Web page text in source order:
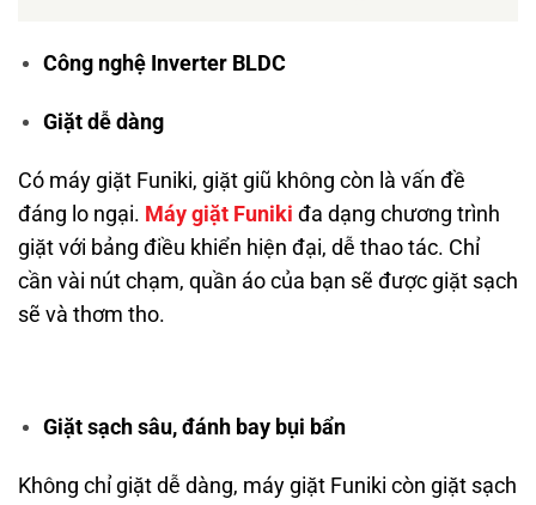
Công nghệ Inverter BLDC
Giặt dễ dàng
Có máy giặt Funiki, giặt giũ không còn là vấn đề
đáng lo ngại. Máy giặt Funiki đa dạng chương trình
giặt với bảng điều khiển hiện đại, dễ thao tác. Chỉ
cần vài nút chạm, quần áo của bạn sẽ được giặt sạch
sẽ và thơm tho.
Giặt sạch sâu, đánh bay bụi bẩn
Không chỉ giặt dễ dàng, máy giặt Funiki còn giặt sạch